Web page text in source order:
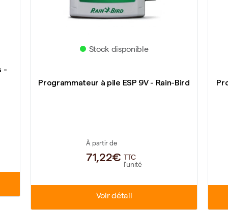
-
Stock disponible
Programmateur à pile ESP 9V - Rain-Bird
À partir de
71,22€
TTC
l'unité
Voir détail